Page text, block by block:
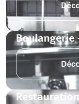
Boulangerie